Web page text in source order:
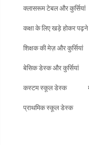
क्लासरूम टेबल और कुर्सियां
कक्षा के लिए खड़े होकर पढ़ने
शिक्षक की मेज़ और कुर्सियां
बेसिक डेस्क और कुर्सियां
कस्टम स्कूल डेस्क
प्राथमिक स्कूल डेस्क